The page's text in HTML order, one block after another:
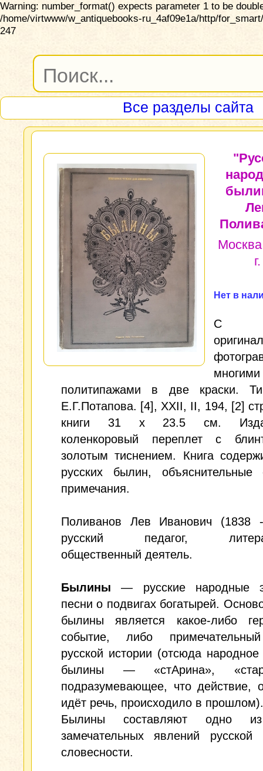
Warning: number_format() expects parameter 1 to be
/home/virtwww/w_antiquebooks-ru_4af09e1a/http/
247
Все разделы сайта
г.
Нет в
С
многими
политипажами в две краски.
Е.Г.Потапова. [4], XXII, II, 194, [2]
книги 31 х 23.5 см.
коленкоровый переплет с
золотым тиснением. Книга
русских былин, объяснительные
примечания.
Поливанов Лев Иванович (1838
русский педагог,
общественный деятель.
Былины — русские народные
песни о подвигах богатырей.
былины является какое-либо
событие, либо
русской истории (отсюда народное
былины — «стАрина»,
подразумевающее, что действие,
идёт речь, происходило в прошлом).
Былины составляют одно
замечательных явлений русской
словесности.